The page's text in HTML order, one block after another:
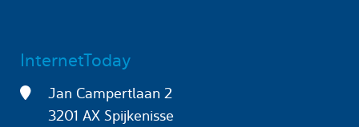
InternetToday
Jan Campertlaan 2
3201 AX Spijkenisse